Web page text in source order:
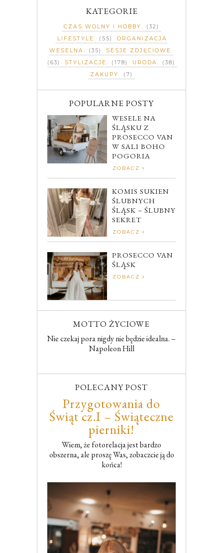
KATEGORIE
CZAS WOLNY I HOBBY
(32)
LIFESTYLE
(55)
ORGANIZACJA
WESELNA
(35)
SESJE ZDJĘCIOWE
(63)
STYLIZACJE (178) URODA
(38)
ZAKUPY
(7)
POPULARNE POSTY
WESELE NA
ŚLĄSKU Z
PROSECCO VAN
W SALI BOHO
POGORIA
ZOBACZ
KOMIS SUKIEN
ŚLUBNYCH
ŚLĄSK – ŚLUBNY
SEKRET
ZOBACZ
PROSECCO VAN
ŚLĄSK
ZOBACZ
MOTTO ŻYCIOWE
Nie czekaj pora nigdy nie będzie idealna. –
Napoleon Hill
POLECANY POST
Przygotowania do
Świąt cz.I – Świąteczne
pierniki!
Wiem, że fotorelacja jest bardzo
obszerna, ale proszę Was, zobaczcie ją do
końca!